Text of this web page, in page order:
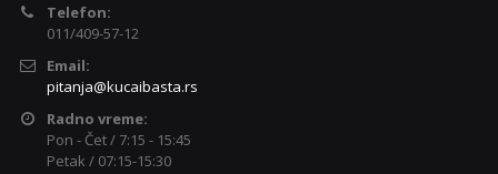
Telefon:
011/409-57-12
Email:
pitanja@kucaibasta.rs
Radno vreme:
Pon - Čet / 7:15 - 15:45
Petak / 07:15-15:30